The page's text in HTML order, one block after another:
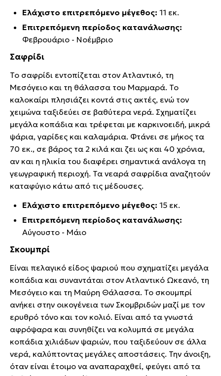
Ελάχιστο επιτρεπόμενο μέγεθος: 11 εκ.
Επιτρεπόμενη περίοδος κατανάλωσης:
Φεβρουάριο - Νοέμβριο
Σαφρίδι
Το σαφρίδι εντοπίζεται στον Ατλαντικό, τη
Μεσόγειο και τη θάλασσα του Μαρμαρά. Το
καλοκαίρι πλησιάζει κοντά στις ακτές, ενώ τον
χειμώνα ταξιδεύει σε βαθύτερα νερά. Σχηματίζει
μεγάλα κοπάδια και τρέφεται με καρκινοειδή, μικρά
ψάρια, γαρίδες και καλαμάρια. Φτάνει σε μήκος τα
70 εκ., σε βάρος τα 2 κιλά και ζει ως και 40 χρόνια,
αν και η ηλικία του διαφέρει σημαντικά ανάλογα τη
γεωγραφική περιοχή. Τα νεαρά σαφρίδια αναζητούν
καταφύγιο κάτω από τις μέδουσες.
Ελάχιστο επιτρεπόμενο μέγεθος: 15 εκ.
Επιτρεπόμενη περίοδος κατανάλωσης:
Αύγουστο - Μάιο
Σκουμπρί
Είναι πελαγικό είδος ψαριού που σχηματίζει μεγάλα
κοπάδια και συναντάται στον Ατλαντικό Ωκεανό, τη
Μεσόγειο και τη Μαύρη Θάλασσα. Το σκουμπρί
ανήκει στην οικογένεια των Σκομβριδών μαζί με τον
ερυθρό τόνο και τον κολιό. Είναι από τα γνωστά
αφρόψαρα και συνηθίζει να κολυμπά σε μεγάλα
κοπάδια χιλιάδων ψαριών, που ταξιδεύουν σε άλλα
νερά, καλύπτοντας μεγάλες αποστάσεις. Την άνοιξη,
όταν είναι έτοιμο να αναπαραχθεί, φεύγει από τα